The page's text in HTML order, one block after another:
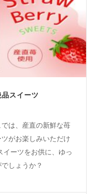
スイーツ
は、産直の新鮮な苺
がお楽しみいただけ
イーツをお供に、ゆっ
しょうか？